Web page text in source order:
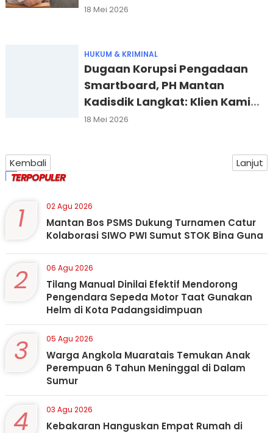
Terlibat
18 Mei 2026
HUKUM & KRIMINAL
Dugaan Korupsi Pengadaan
Smartboard, PH Mantan
Kadisdik Langkat: Klien Kami
Dizolimi
18 Mei 2026
Kembali Lanjut
TERPOPULER
1 02 Agu 2026
Mantan Bos PSMS Dukung Turnamen Catur
Kolaborasi SIWO PWI Sumut STOK Bina Guna
2 06 Agu 2026
Tilang Manual Dinilai Efektif Mendorong
Pengendara Sepeda Motor Taat Gunakan
Helm di Kota Padangsidimpuan
3 05 Agu 2026
Warga Angkola Muaratais Temukan Anak
Perempuan 6 Tahun Meninggal di Dalam
Sumur
4 03 Agu 2026
Kebakaran Hanguskan Empat Rumah di